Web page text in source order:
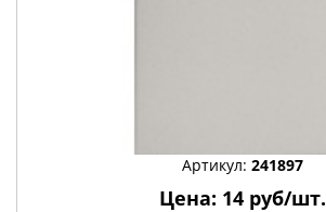
Артикул: 241897
Цена: 14 руб/шт.